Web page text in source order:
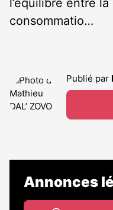
l’équilibre entre
consommatio…
Publié par
Annonces